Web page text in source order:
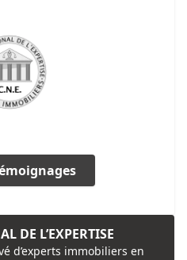
DE L’EXPERTISE
d’experts immobiliers en